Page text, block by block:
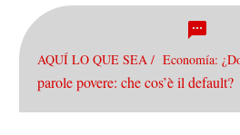
AQUÍ LO QUE SEA / Economía:
parole povere: che cos’è il default?